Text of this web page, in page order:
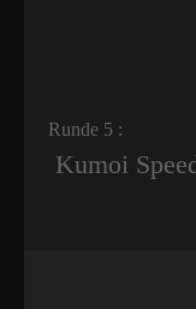
Runde 5 :
Kumoi